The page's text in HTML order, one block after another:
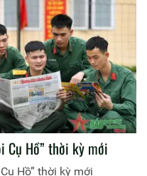
Cụ Hồ” thời kỳ mới
Hồ” thời kỳ mới